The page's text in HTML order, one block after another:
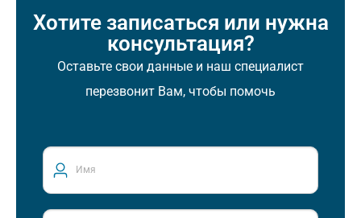
Хотите записаться или нужна
консультация?
Оставьте свои данные и наш специалист
перезвонит Вам, чтобы помочь